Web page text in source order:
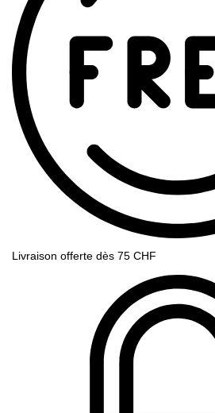
Livraison offerte dès 75 CHF